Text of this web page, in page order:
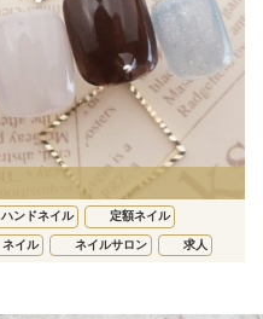
ハンドネイル 定額ネイル
ネイル ネイルサロン 求人